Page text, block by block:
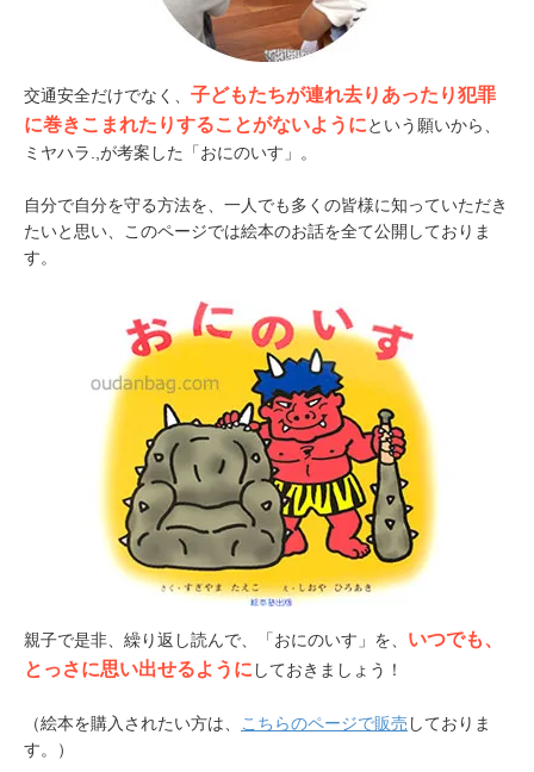
交通安全だけでなく、 子どもたちが連れ去りあったり犯罪
に巻きこまれたりすることがないようにという願いから、
ミヤハラ.,が考案した「おにのいす」。
自分で自分を守る方法を、一人でも多くの皆様に知っていただき
たいと思い、このページでは絵本のお話を全て公開しておりま
す。
親子で是非、繰り返し読んで、「おにのいす」を、 いつでも、
とっさに思い出せるように しておきましょう！
（絵本を購入されたい方は、 こちらのページで販売 しておりま
す。）